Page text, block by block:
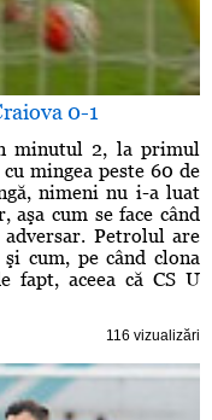
0-1
minutul 2, la primul
mingea peste 60 de
nimeni nu i-a luat
aşa cum se face când
Petrolul are
cum, pe când clona
fapt, aceea că CS U
116 vizualizări